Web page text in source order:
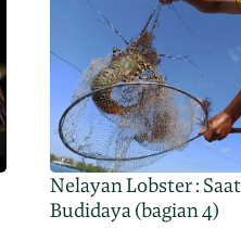
Nelayan Lobster :
Budidaya (bagian 4)